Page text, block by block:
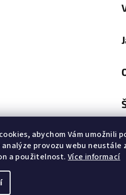
abychom Vám umožnili
analýze provozu webu neustále
a použitelnost. Více informací